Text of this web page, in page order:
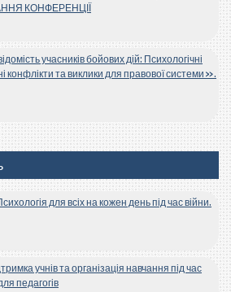
КОНФЕРЕНЦІЇ
учасників бойових дій: Психологічні
конфлікти та виклики для правової системи».
для всіх на кожен день під час війни.
учнів та організація навчання під час
педагогів